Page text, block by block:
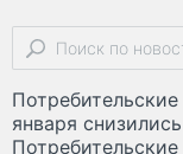
января